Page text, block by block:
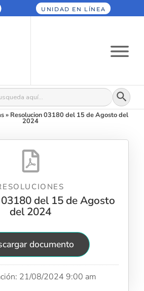
UNIDAD EN LÍNEA
Botón
» Resolucion 03180 del 15 de Agosto del
2024
del 15 de Agosto
del 2024
documento
21/08/2024 9:00 am